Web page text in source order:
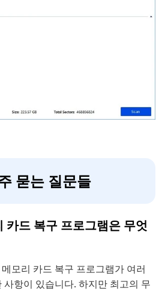
묻는 질문들
카드 복구 프로그램은 무엇
모리 카드 복구 프로그램가 여러
사항이 있습니다. 하지만 최고의 무